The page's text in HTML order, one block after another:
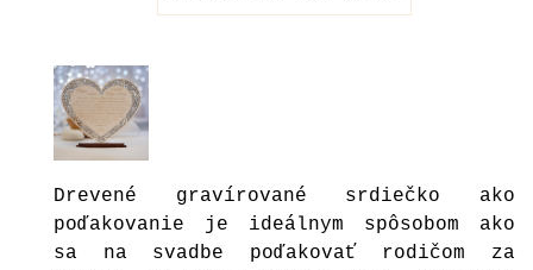
Drevené gravírované srdiečko ako
poďakovanie je ideálnym spôsobom ako
sa na svadbe poďakovať rodičom za